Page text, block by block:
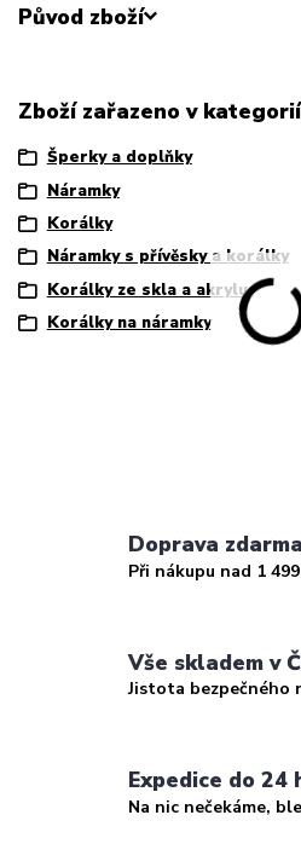
Původ zboží
Zboží zařazeno v
Šperky a doplňky
Náramky
Korálky
Náramky s přívěsky a korálky
Korálky ze skla a akrylu
Korálky na náramky
Doprava zdarma
Při nákupu nad 1
Vše skladem v
Jistota bezpečného
Expedice do 24
Na nic nečekáme,